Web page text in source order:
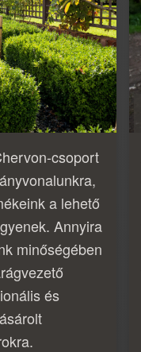
csoport
a lehető
Annyira
minőségében
és